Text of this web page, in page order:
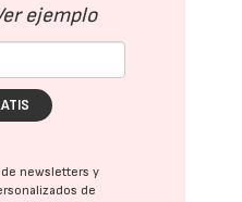
ejemplo
newsletters y
de